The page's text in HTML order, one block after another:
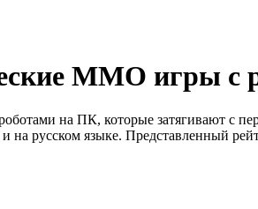
MMO игры с
на ПК, которые затягивают с
на русском языке. Представленный